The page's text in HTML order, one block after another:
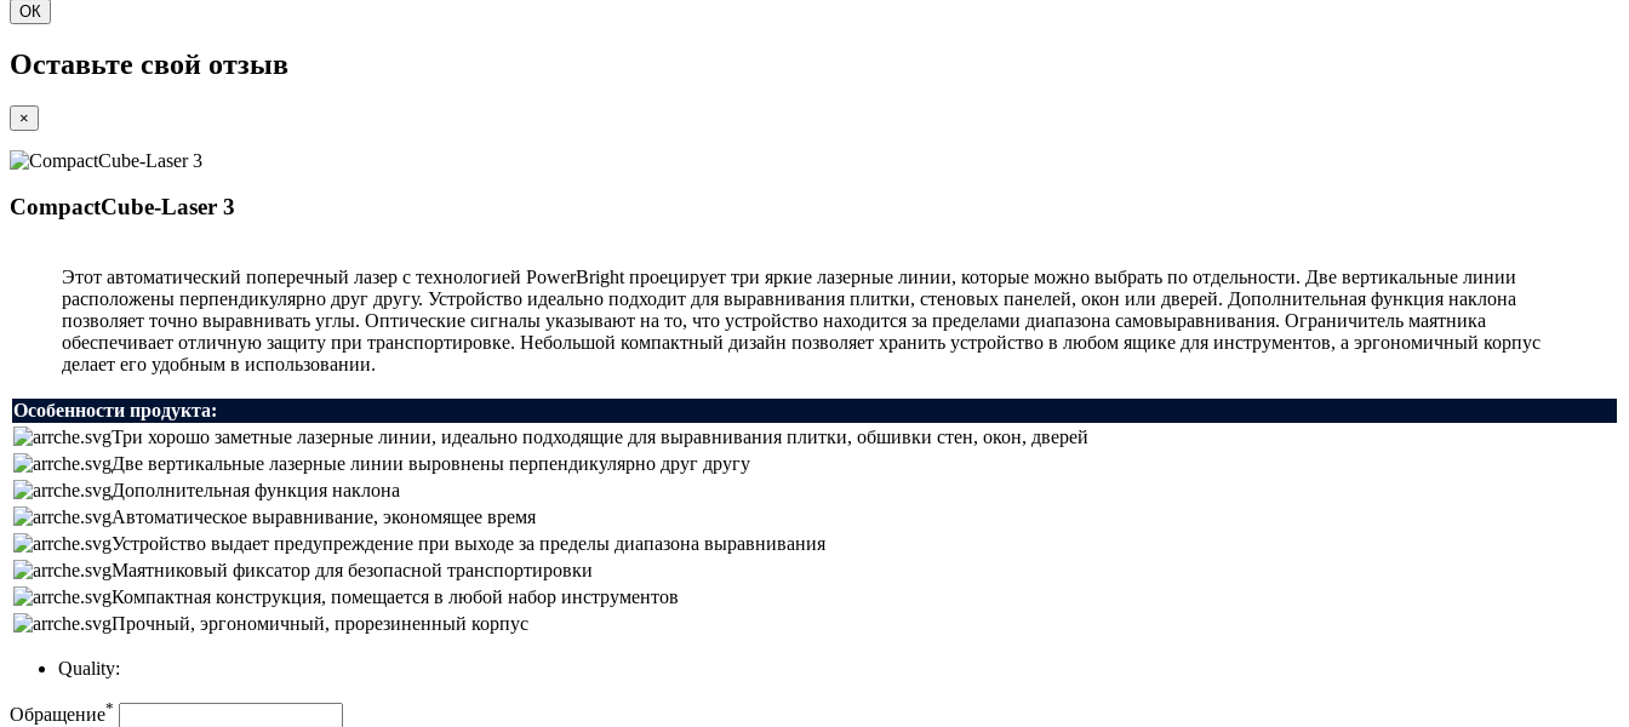
ОК
Оставьте свой отзыв
×
CompactCube-Laser 3
Этот автоматический поперечный лазер с технологией PowerBright проецирует три яркие лазерные линии, которые можно выбрать по отдельности. Две вертикальные линии
расположены перпендикулярно друг другу. Устройство идеально подходит для выравнивания плитки, стеновых панелей, окон или дверей. Дополнительная функция наклона
позволяет точно выравнивать углы. Оптические сигналы указывают на то, что устройство находится за пределами диапазона самовыравнивания. Ограничитель маятника
обеспечивает отличную защиту при транспортировке. Небольшой компактный дизайн позволяет хранить устройство в любом ящике для инструментов, а эргономичный корпус
делает его удобным в использовании.
Особенности продукта:
Три хорошо заметные лазерные линии, идеально подходящие для выравнивания плитки, обшивки стен, окон, дверей
Две вертикальные лазерные линии выровнены перпендикулярно друг другу
Дополнительная функция наклона
Автоматическое выравнивание, экономящее время
Устройство выдает предупреждение при выходе за пределы диапазона выравнивания
Маятниковый фиксатор для безопасной транспортировки
Компактная конструкция, помещается в любой набор инструментов
Прочный, эргономичный, прорезиненный корпус
Quality:
Обращение*